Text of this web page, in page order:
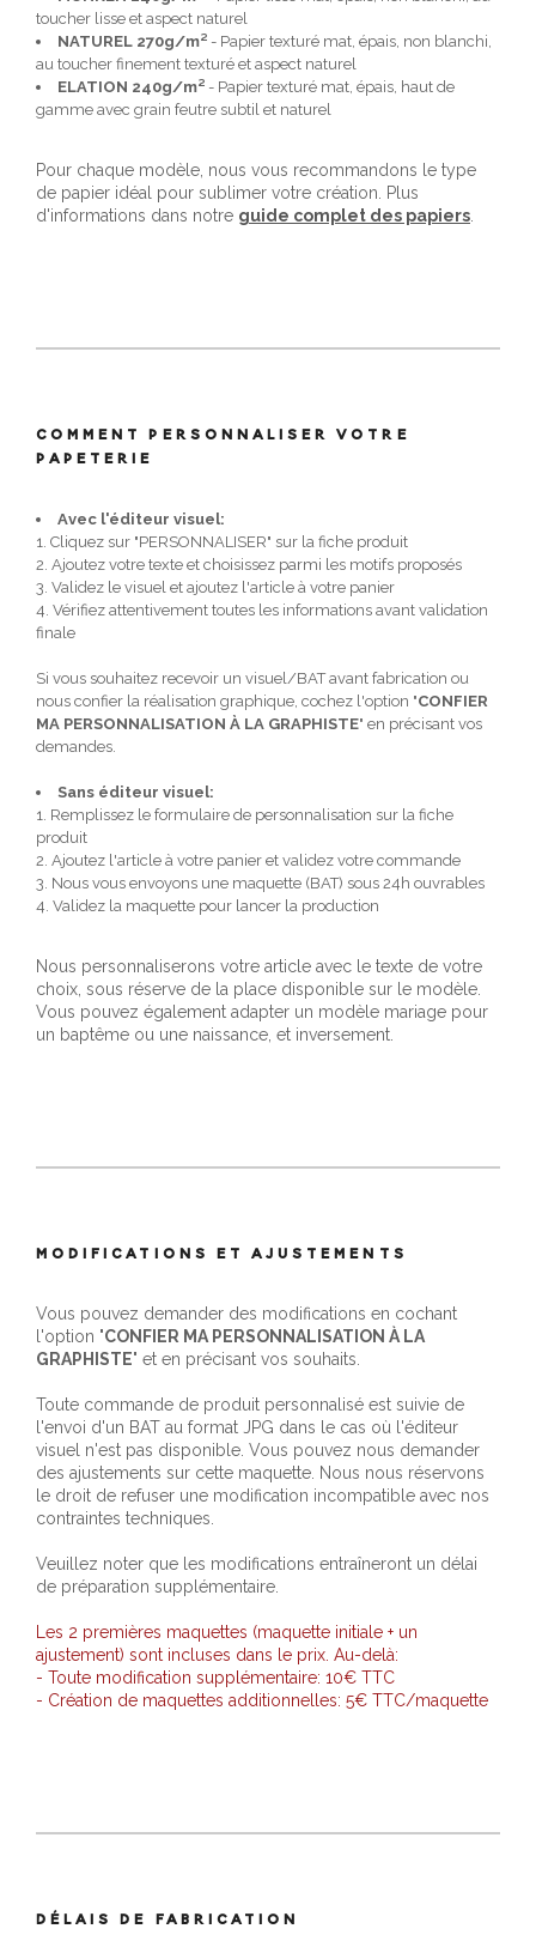
toucher lisse et aspect naturel
NATUREL 270g/m² - Papier texturé mat, épais, non blanchi,
au toucher finement texturé et aspect naturel
ELATION 240g/m² - Papier texturé mat, épais, haut de
gamme avec grain feutre subtil et naturel
Pour chaque modèle, nous vous recommandons le type
de papier idéal pour sublimer votre création. Plus
d'informations dans notre guide complet des papiers
COMMENT PERSONNALISER VOTRE
PAPETERIE
Avec l'éditeur visuel:
1. Cliquez sur "PERSONNALISER" sur la fiche produit
2. Ajoutez votre texte et choisissez parmi les motifs proposés
3. Validez le visuel et ajoutez l'article à votre panier
4. Vérifiez attentivement toutes les informations avant validation
finale
Si vous souhaitez recevoir un visuel/BAT avant fabrication ou
nous confier la réalisation graphique, cochez l'option "CONFIER
MA PERSONNALISATION À LA GRAPHISTE" en précisant vos
demandes.
Sans éditeur visuel:
1. Remplissez le formulaire de personnalisation sur la fiche
produit
2. Ajoutez l'article à votre panier et validez votre commande
3. Nous vous envoyons une maquette (BAT) sous 24h ouvrables
4. Validez la maquette pour lancer la production
Nous personnaliserons votre article avec le texte de votre
choix, sous réserve de la place disponible sur le modèle.
Vous pouvez également adapter un modèle mariage pour
un baptême ou une naissance, et inversement.
MODIFICATIONS ET AJUSTEMENTS
Vous pouvez demander des modifications en cochant
l'option "CONFIER MA PERSONNALISATION À LA
GRAPHISTE" et en précisant vos souhaits.
Toute commande de produit personnalisé est suivie de
l'envoi d'un BAT au format JPG dans le cas où l'éditeur
visuel n'est pas disponible. Vous pouvez nous demander
des ajustements sur cette maquette. Nous nous réservons
le droit de refuser une modification incompatible avec nos
contraintes techniques.
Veuillez noter que les modifications entraîneront un délai
de préparation supplémentaire.
Les 2 premières maquettes (maquette initiale + un
ajustement) sont incluses dans le prix. Au-delà:
- Toute modification supplémentaire: 10€ TTC
- Création de maquettes additionnelles: 5€ TTC/maquette
DÉLAIS DE FABRICATION